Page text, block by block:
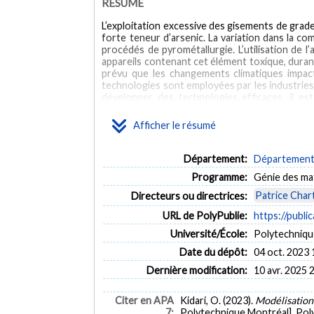
Afficher le résumé
RÉSUMÉ
L’exploitation excessive des gisements de
forte teneur d’arsenic. La variation dans la
procédés de pyrométallurgie. L’utilisation de
appareils contenant cet élément toxique,
prévu que les changements climatiques
technologies sont employées par les
développer des technologies efficaces, il
ses différentes interactions avec le soufre
modélisés avec le logiciel FactSageTM en
optimisations sont effectuées pour la
réévaluation des systèmes binaires Ag-As,
antérieurs. Les résultats de toutes les
l’intérieur des marges d’incertitudes
Les résultats obtenus ont aussi démontré
d’un modèle thermodynamique amélioré pour
The excessive exploitation of high-grade
contents. This variation in composition
these devices by incineration or even after
associated with its emission will only
Département:
Programme: Génie des
Directeurs ou directrices:
Patrice
URL de PolyPublie: https://
Université/École:
Date du dépôt: 04 oct. 2023
Dernière modification: 10 avr. 2025
Citer en APA Kidari, O. (2023).